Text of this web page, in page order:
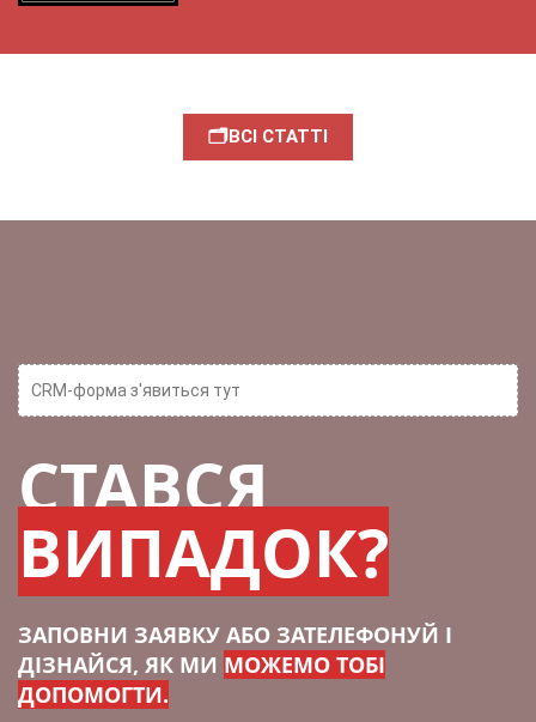
🗂ВСІ СТАТТІ
CRM-форма з'явиться тут
СТАВСЯ
ВИПАДОК?
ЗАПОВНИ ЗАЯВКУ АБО ЗАТЕЛЕФОНУЙ І
ДІЗНАЙСЯ, ЯК МИ МОЖЕМО ТОБІ
ДОПОМОГТИ.